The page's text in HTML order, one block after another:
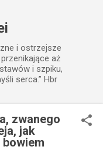
i ostrzejsze
aż
i szpiku,
serca.” Hbr
zwanego
jak